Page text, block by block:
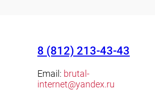
8 (812) 213-43-43
Email: brutal-
internet@yandex.ru